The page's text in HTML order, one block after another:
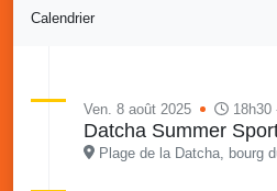
Calendrier
Ven. 8 août 2025 18h30
Datcha Summer
Plage de la Datcha, bourg